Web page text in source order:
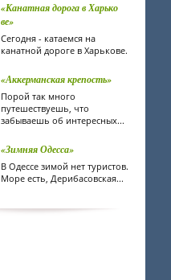
«Канатная дорога в Харько
ве»
Сегодня - катаемся на
канатной дороге в Харькове.
«Аккерманская крепость»
Порой так много
путешествуешь, что
забываешь об интересных...
«Зимняя Одесса»
В Одессе зимой нет туристов.
Море есть, Дерибасовская...